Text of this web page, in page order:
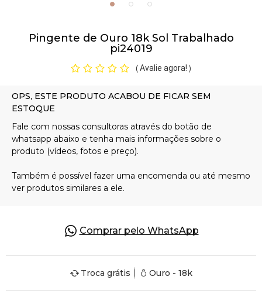
Pingente de Ouro 18k Sol Trabalhado
pi24019
( Avalie agora! )
Comprar pelo WhatsApp
Troca grátis Ouro - 18k
Piercing
Pedras Preciosas
Presente